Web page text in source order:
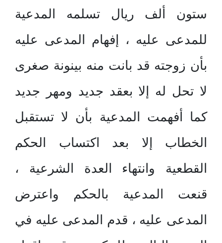
ستون ألف ريال تسلمه المدعية
للمدعى عليه ، إفهام المدعى عليه
بأن زوجته قد بانت منه بينونة صغرى
لا تحل له إلا بعقد جديد ومهر جديد
كما أفهمت المدعية بأن لا تستقبل
الخطاب إلا بعد اكتساب الحكم
القطعية وانتهاء العدة الشرعية ،
قنعت المدعية بالحكم واعترض
المدعى عليه ، قدم المدعى عليه في